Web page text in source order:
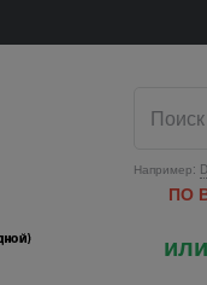
Например:
ПО